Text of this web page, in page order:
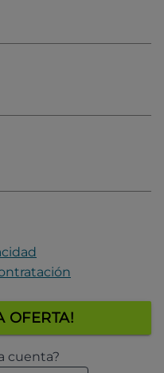
OFERTA!
cuenta?